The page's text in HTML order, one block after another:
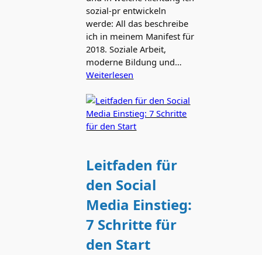
sozial-pr entwickeln
werde: All das beschreibe
ich in meinem Manifest für
2018. Soziale Arbeit,
moderne Bildung und…
Weiterlesen
Leitfaden für
den Social
Media Einstieg:
7 Schritte für
den Start